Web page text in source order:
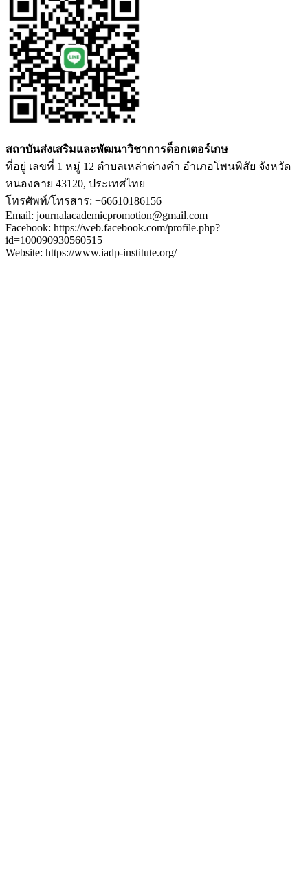
สถาบันส่งเสริมและพัฒนาวิชาการด็อกเตอร์เกษ
ที่อยู่ เลขที่ 1 หมู่ 12 ตำบลเหล่าต่างคำ อำเภอโพนพิสัย จังหวัด
หนองคาย 43120, ประเทศไทย
โทรศัพท์/โทรสาร: +66610186156
Email: journalacademicpromotion@gmail.com
Facebook: https://web.facebook.com/profile.php?
id=100090930560515
Website: https://www.iadp-institute.org/